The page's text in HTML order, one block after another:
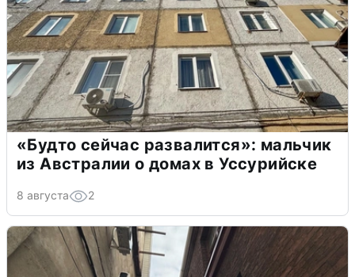
«Будто сейчас развалится»: мальчик
из Австралии о домах в Уссурийске
8 августа 2